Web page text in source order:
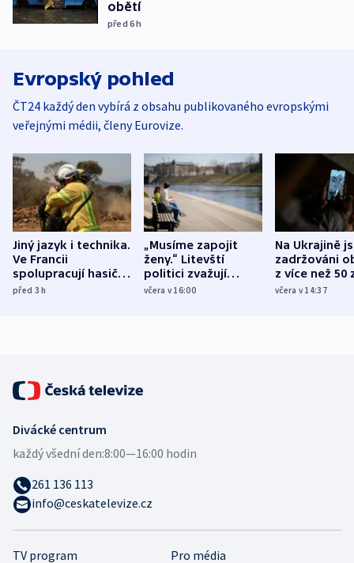
obětí
před 6h
Evropský pohled
ČT24 každý den vybírá z obsahu publikovaného evropskými
veřejnými médii, členy Eurovize.
Jiný jazyk i technika.
Ve Francii
spolupracují hasiči z
různých zemí
před 3h
„Musíme zapojit
ženy.“ Litevští
politici zvažují
dohodu o
včera v 16:00
Na Ukrajině
zadržováni
z více než 50
Bojovali na
včera v 14:37
TV program Pro média
Divácké centrum
každý všední den:8:00—16:00 hodin
261 136 113
info@ceskatelevize.cz